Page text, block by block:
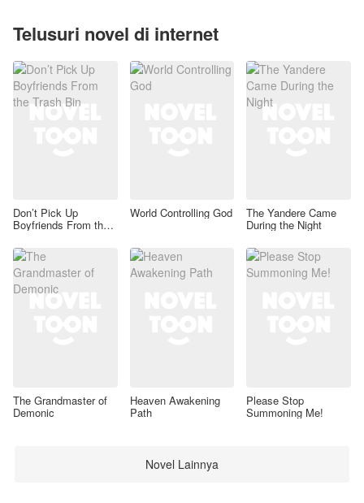
Telusuri novel di internet
Don’t Pick Up
Boyfriends From the
World Controlling God The Yandere Came
During the Night
The Grandmaster of
Demonic
Heaven Awakening
Path
Please Stop
Summoning Me!
Novel Lainnya